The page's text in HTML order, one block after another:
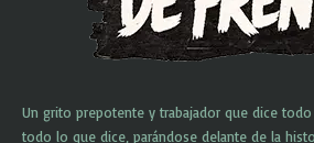
Un grito prepotente y trabajador que dice
todo lo que dice, parándose delante de la